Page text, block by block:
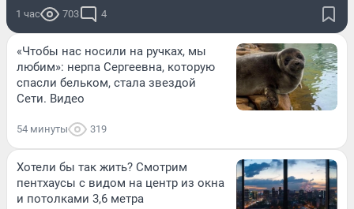
1 час 703 4
«Чтобы нас носили на ручках, мы
любим»: нерпа Сергеевна, которую
спасли бельком, стала звездой
Сети. Видео
54 минуты 319
Хотели бы так жить? Смотрим
пентхаусы с видом на центр из окна
и потолками 3,6 метра